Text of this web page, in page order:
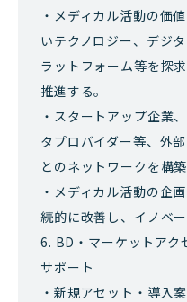
・メディカル活動の価
いテクノロジー、デジ
ラットフォーム等を探
推進する。
・スタートアップ企業
タプロバイダー等、外
とのネットワークを構築
・メディカル活動の企
続的に改善し、イノベ
6. BD・マーケットアク
サポート
・新規アセット・導入